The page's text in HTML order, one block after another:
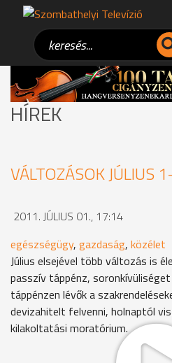
HÍREK
VÁLTOZÁSOK JÚLIUS
2011. JÚLIUS 01., 17:14
egészségügy, gazdaság, közélet
Július elsejével több változás is
passzív táppénz,
táppénzen lévők a
devizahitelt felvenni, holnaptól
kilakoltatási moratórium.